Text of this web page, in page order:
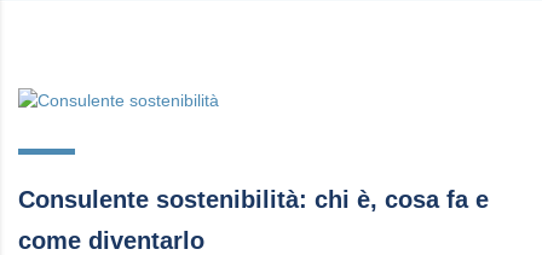
Consulente sostenibilità: chi è, cosa fa e
come diventarlo